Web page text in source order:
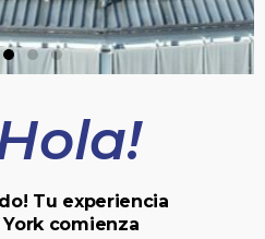
Tu experiencia
York comienza